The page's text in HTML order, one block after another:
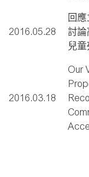
2016.05.28
回
討論
兒
2016.03.18
Our